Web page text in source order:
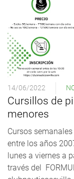
14/06/2022
Cursillos de
menores
Cursos
entre los años
lunes a viernes a
través del